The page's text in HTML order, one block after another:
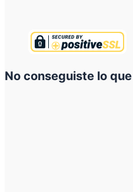
No conseguiste lo